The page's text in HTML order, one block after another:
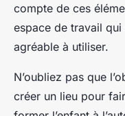
compte de ces
espace de travail
agréable à utiliser.
N’oubliez pas que
créer un lieu pour